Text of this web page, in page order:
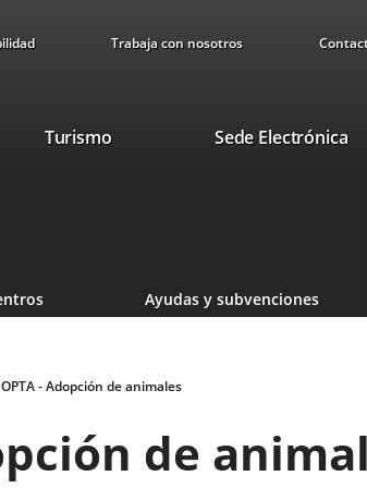
Trabaja con nosotros
TurismoEste
nueva.
Sede Electrónica
Ayudas y subvenciones
- Adopción de animales
de